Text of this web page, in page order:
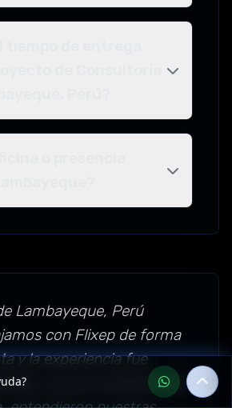
Lambayeque, Perú
con Flixep de forma
y la experiencia fue
La comunicación fue